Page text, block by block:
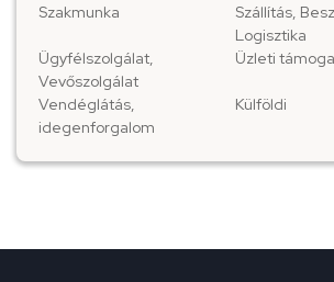
Szakmunka
Szállítás,
Logisztika
Ügyfélszolgálat,
Vevőszolgálat
Üzleti
Vendéglátás,
idegenforgalom
Külföldi